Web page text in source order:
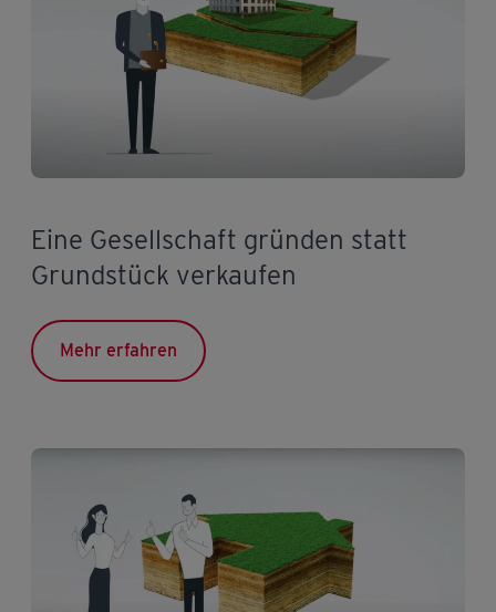
Eine Gesellschaft gründen statt
Grundstück verkaufen
Mehr erfahren